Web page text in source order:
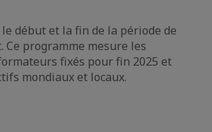
début et la fin de la période de
programme mesure les
fixés pour fin 2025 et
mondiaux et locaux.